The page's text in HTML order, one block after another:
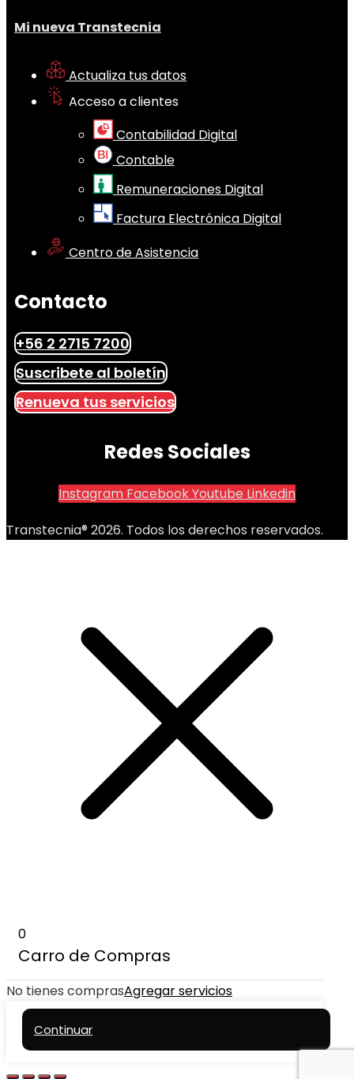
Mi nueva Transtecnia
Actualiza tus datos
Acceso a clientes
Contabilidad Digital
Contable
Remuneraciones Digital
Factura Electrónica Digital
Centro de Asistencia
Contacto
+56 2 2715 7200
Suscribete al boletín
Renueva tus servicios
Redes Sociales
Instagram FacebookYoutube Linkedin
Transtecnia® 2026. Todos los derechos reservados.
0
Carro de Compras
No tienes comprasAgregar servicios
Continuar